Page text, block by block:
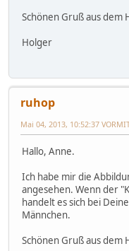
Schönen Gruß aus dem
Holger
ruhop
Mai 04, 2013, 10:52:37
Hallo, Anne.
Ich habe mir die
angesehen. Wenn der
handelt es sich bei
Männchen.
Schönen Gruß aus dem